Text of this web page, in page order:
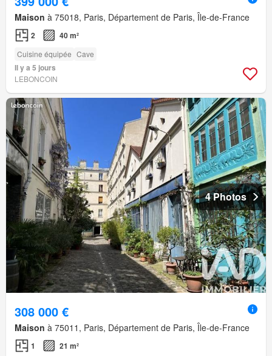
Maison à 75018, Paris, Département de Paris, Île-de-France
2 40 m²
Cuisine équipée Cave
Il y a 5 jours
LEBONCOIN
4 Photos
308 000 €
Maison à 75011, Paris, Département de Paris, Île-de-France
1
21 m²